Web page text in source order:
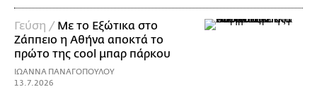
Γεύση / Με το Εξώτικα στο
Ζάππειο η Αθήνα αποκτά το
πρώτο της cool μπαρ πάρκου
ΙΩΑΝΝΑ ΠΑΝΑΓΟΠΟΥΛΟΥ
13.7.2026